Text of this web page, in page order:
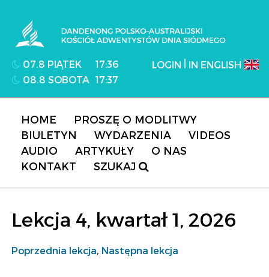
Adwentystów Dnia Siódmego
LOGIN IN ENGLISH
07.8 PIĄTEK
17:36
08.8 SOBOTA 17:37
HOME
PROSZĘ O MODLITWY
BIULETYN
WYDARZENIA
VIDEOS
AUDIO
ARTYKUŁY
O NAS
KONTAKT
SZUKAJ
Lekcja 4, kwartał 1, 2026
Poprzednia lekcja, Następna lekcja